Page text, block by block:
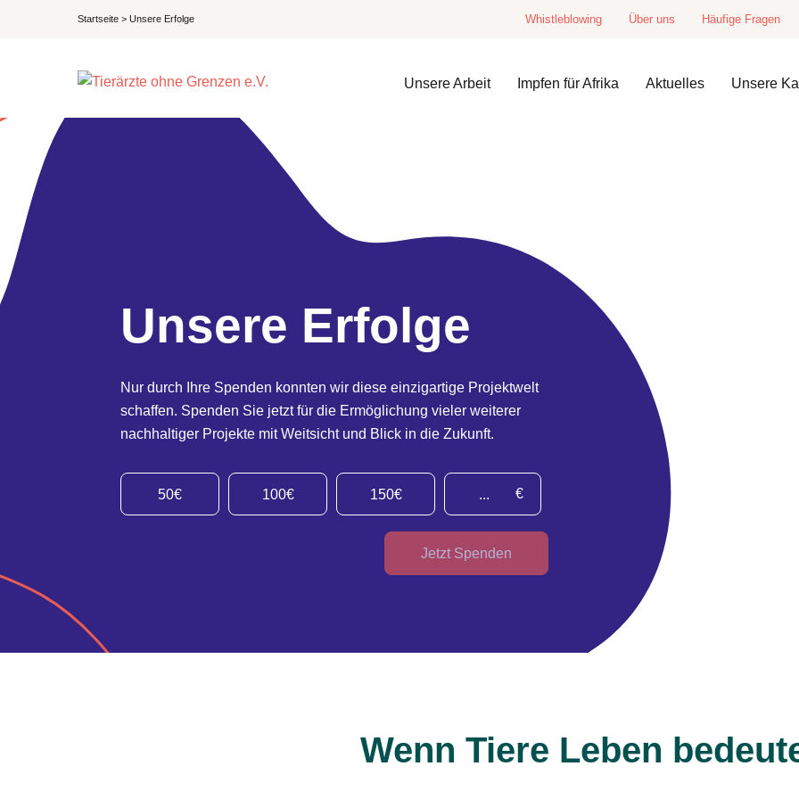
Startseite > Unsere Erfolge Whistleblowing Über uns Häufige Fragen
Unsere Arbeit Impfen für Afrika Aktuelles Unsere
Unsere Erfolge
Nur durch Ihre Spenden konnten wir diese einzigartige Projektwelt
schaffen. Spenden Sie jetzt für die Ermöglichung vieler weiterer
nachhaltiger Projekte mit Weitsicht und Blick in die Zukunft.
50€ 100€ 150€ €
Jetzt Spenden
Wenn Tiere Leben